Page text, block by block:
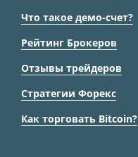
Что такое демо-счет?
Рейтинг Брокеров
Отзывы трейдеров
Стратегии Форекс
Как торговать Bitcoin?